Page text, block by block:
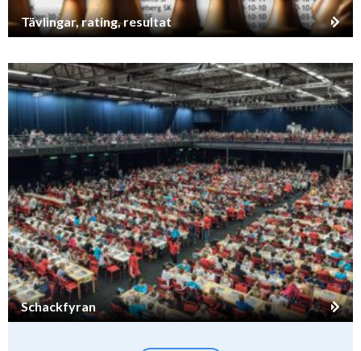
Tävlingar, rating, resultat
Schackfyran